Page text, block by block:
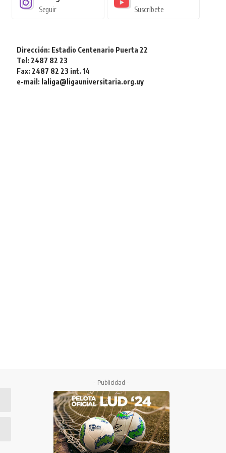
Seguir Suscríbete
Dirección: Estadio Centenario Puerta 22
Tel: 2487 82 23
Fax: 2487 82 23 int. 14
e-mail: laliga@ligauniversitaria.org.uy
- Publicidad -